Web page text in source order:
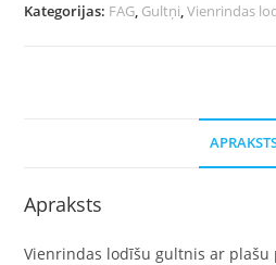
Kategorijas: FAG, Gultņi,Vienrindas
Apraksts
Vienrindas lodīšu gultnis ar